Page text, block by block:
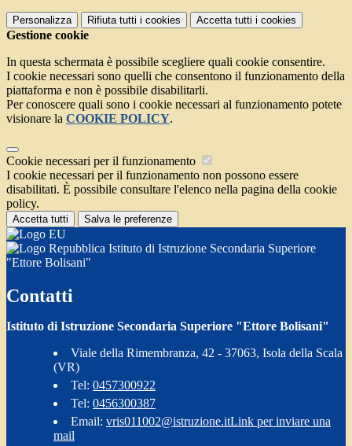
Personalizza Rifiuta tutti i cookies Accetta tutti i cookies
Gestione cookie
In questa schermata è possibile scegliere quali cookie consentire.
I cookie necessari sono quelli che consentono il funzionamento della
piattaforma e non è possibile disabilitarli.
Per conoscere quali sono i cookie necessari al funzionamento potete
visionare la COOKIE POLICY.
Cookie necessari per il funzionamento
I cookie necessari per il funzionamento non possono essere
disabilitati. È possibile consultare l'elenco nella pagina della cookie
policy.
Accetta tutti Salva le preferenze
Istituto di Istruzione Secondaria Superiore
"Ettore Bolisani"
Contatti
Istituto di Istruzione Secondaria Superiore "Ettore Bolisani"
Viale della Rimembranza, 42 - 37063, Isola della Scala
(VR)
Tel: 0457300922
Tel: 0456300387
Email: vris011002@istruzione.itLink per inviare una
mail